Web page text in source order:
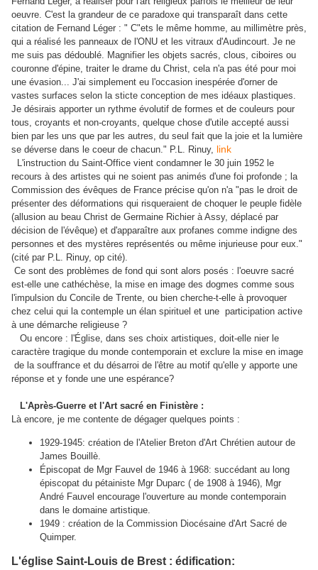
oeuvre. C'est la grandeur de ce paradoxe qui transparaît dans cette
citation de Fernand Léger : " C"ets le même homme, au millimètre près,
qui a réalisé les panneaux de l'ONU et les vitraux d'Audincourt. Je ne
me suis pas dédoublé. Magnifier les objets sacrés, clous, ciboires ou
couronne d'épine, traiter le drame du Christ, cela n'a pas été pour moi
une évasion... J'ai simplement eu l'occasion inespérée d'orner de
vastes surfaces selon la sticte conception de mes idéaux plastiques.
Je désirais apporter un rythme évolutif de formes et de couleurs pour
tous, croyants et non-croyants, quelque chose d'utile accepté aussi
bien par les uns que par les autres, du seul fait que la joie et la lumière
se déverse dans le coeur de chacun." P.L. Rinuy, link
L'instruction du Saint-Office vient condamner le 30 juin 1952 le
recours à des artistes qui ne soient pas animés d'une foi profonde ; la
Commission des évêques de France précise qu'on n'a "pas le droit de
présenter des déformations qui risqueraient de choquer le peuple fidèle
(allusion au beau Christ de Germaine Richier à Assy, déplacé par
décision de l'évêque) et d'apparaître aux profanes comme indigne des
personnes et des mystères représentés ou même injurieuse pour eux."
(cité par P.L. Rinuy, op cité).
Ce sont des problèmes de fond qui sont alors posés : l'oeuvre sacré
est-elle une cathéchèse, la mise en image des dogmes comme sous
l'impulsion du Concile de Trente, ou bien cherche-t-elle à provoquer
chez celui qui la contemple un élan spirituel et une participation active
à une démarche religieuse ?
Ou encore : l'Église, dans ses choix artistiques, doit-elle nier le
caractère tragique du monde contemporain et exclure la mise en image
de la souffrance et du désarroi de l'être au motif qu'elle y apporte une
réponse et y fonde une une espérance?
L'Après-Guerre et l'Art sacré en Finistère :
Là encore, je me contente de dégager quelques points :
1929-1945: création de l'Atelier Breton d'Art Chrétien autour de
James Bouillè.
Épiscopat de Mgr Fauvel de 1946 à 1968: succédant au long
épiscopat du pétainiste Mgr Duparc ( de 1908 à 1946), Mgr
André Fauvel encourage l'ouverture au monde contemporain
dans le domaine artistique.
1949 : création de la Commission Diocésaine d'Art Sacré de
Quimper.
L'église Saint-Louis de Brest : édification: